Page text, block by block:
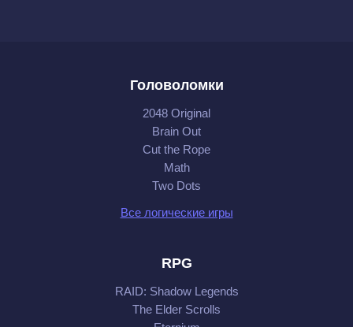
Головоломки
2048 Original
Brain Out
Cut the Rope
Math
Two Dots
Все логические игры
RPG
RAID: Shadow Legends
The Elder Scrolls